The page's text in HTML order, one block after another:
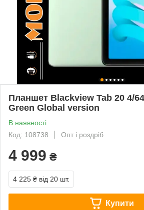
Планшет Blackview Tab 20 4/
Green Global version
В наявності
Код: 108738
Опт і роздріб
4 999 ₴
4 225 ₴ від 20 шт.
Купити